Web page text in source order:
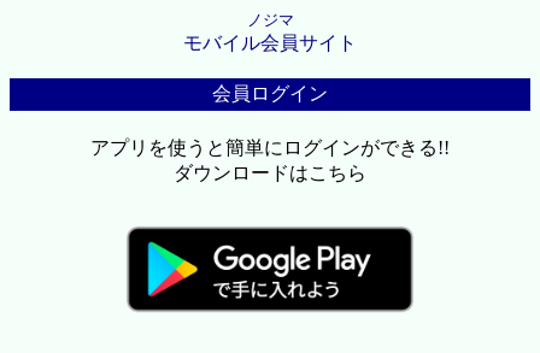
ノジマ
モバイル会員サイト
会員ログイン
アプリを使うと簡単にログインができる!!
ダウンロードはこちら